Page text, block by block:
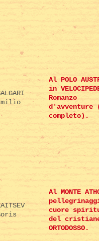
Al POLO
in
Romanzo
d'avventure
completo).
Al MONTE
cuore
del
ORTODOSSO.